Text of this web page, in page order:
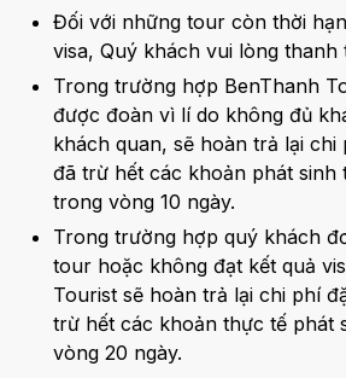
Đối với những tour còn thời
visa, Quý khách vui lòng thanh
Trong trường hợp BenThanh
được đoàn vì lí do không đủ
khách quan, sẽ hoàn trả lại
đã trừ hết các khoản phát sinh
trong vòng 10 ngày.
Trong trường hợp quý khách
tour hoặc không đạt kết quả
Tourist sẽ hoàn trả lại chi phí
trừ hết các khoản thực tế phát
vòng 20 ngày.